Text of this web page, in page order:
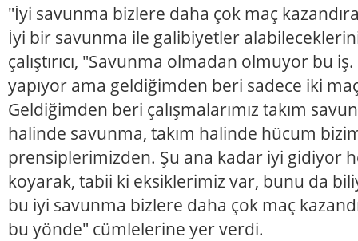
"İyi savunma bizlere daha çok maç
İyi bir savunma ile galibiyetler
çalıştırıcı, "Savunma olmadan olmuyor bu
yapıyor ama geldiğimden beri sadece iki
Geldiğimden beri çalışmalarımız takım
halinde savunma, takım halinde hücum
prensiplerimizden. Şu ana kadar iyi gidiyor
koyarak, tabii ki eksiklerimiz var, bunu da
bu iyi savunma bizlere daha çok maç
bu yönde" cümlelerine yer verdi.